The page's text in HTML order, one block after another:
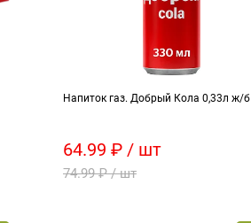
Напиток газ. Добрый Кола 0,33л ж/б
64.99 ₽ / шт
74.99 ₽ / шт